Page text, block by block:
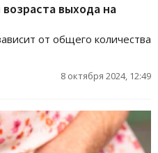
выхода на
от общего количества
8 октября 2024, 12:49